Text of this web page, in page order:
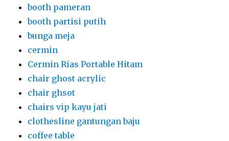
booth pameran
booth partisi putih
bunga meja
cermin
Cermin Rias Portable Hitam
chair ghost acrylic
chair ghsot
chairs vip kayu jati
clothesline gantungan baju
coffee table